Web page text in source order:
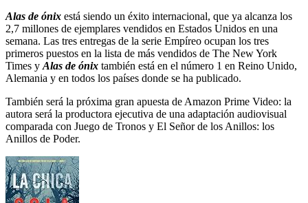
Alas de ónix está siendo un éxito internacional, que ya alcanza los
2,7 millones de ejemplares vendidos en Estados Unidos en una
semana. Las tres entregas de la serie Empíreo ocupan los tres
primeros puestos en la lista de más vendidos de The New York
Times y Alas de ónix también está en el número 1 en Reino Unido,
Alemania y en todos los países donde se ha publicado.
También será la próxima gran apuesta de Amazon Prime Video: la
autora será la productora ejecutiva de una adaptación audiovisual
comparada con Juego de Tronos y El Señor de los Anillos: los
Anillos de Poder.